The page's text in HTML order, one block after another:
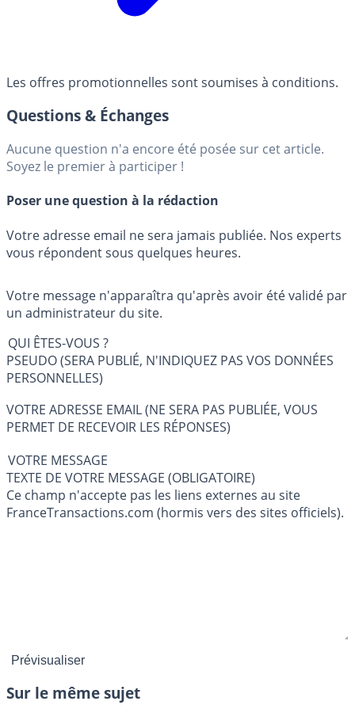
Les offres promotionnelles sont soumises à conditions.
Questions & Échanges
Aucune question n'a encore été posée sur cet article.
Soyez le premier à participer !
Poser une question à la rédaction
Votre adresse email ne sera jamais publiée. Nos experts
vous répondent sous quelques heures.
Votre message n'apparaîtra qu'après avoir été validé par
un administrateur du site.
QUI ÊTES-VOUS ?
PSEUDO (SERA PUBLIÉ, N'INDIQUEZ PAS VOS DONNÉES
PERSONNELLES)
VOTRE ADRESSE EMAIL (NE SERA PAS PUBLIÉE, VOUS
PERMET DE RECEVOIR LES RÉPONSES)
VOTRE MESSAGE
TEXTE DE VOTRE MESSAGE (OBLIGATOIRE)
Ce champ n'accepte pas les liens externes au site
FranceTransactions.com (hormis vers des sites officiels).